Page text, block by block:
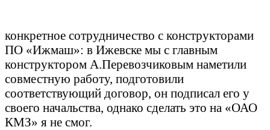
конкретное сотрудничество с конструкторами
ПО «Ижмаш»: в Ижевске мы с главным
конструктором А.Перевозчиковым наметили
совместную работу, подготовили
соответствующий договор, он подписал его у
своего начальства, однако сделать это на «ОАО
КМЗ» я не смог.